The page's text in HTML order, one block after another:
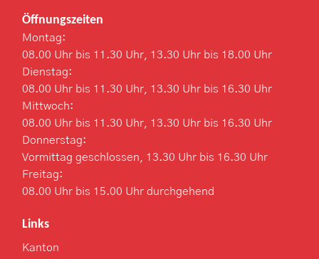
Öffnungszeiten
Montag:
08.00 Uhr bis 11.30 Uhr, 13.30 Uhr bis 18.00 Uhr
Dienstag:
08.00 Uhr bis 11.30 Uhr, 13.30 Uhr bis 16.30 Uhr
Mittwoch:
08.00 Uhr bis 11.30 Uhr, 13.30 Uhr bis 16.30 Uhr
Donnerstag:
Vormittag geschlossen, 13.30 Uhr bis 16.30 Uhr
Freitag:
08.00 Uhr bis 15.00 Uhr durchgehend
Links
Kanton